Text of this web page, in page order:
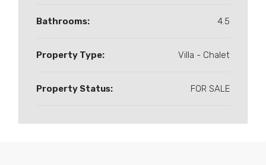
Bathrooms: 4.5
Property Type: Villa - Chalet
Property Status: FOR SALE